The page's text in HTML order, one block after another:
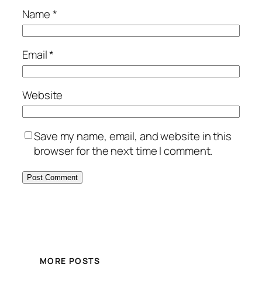
Name*
Email*
Website
Save my name, email, and website in this
browser for the next time I comment.
MORE POSTS